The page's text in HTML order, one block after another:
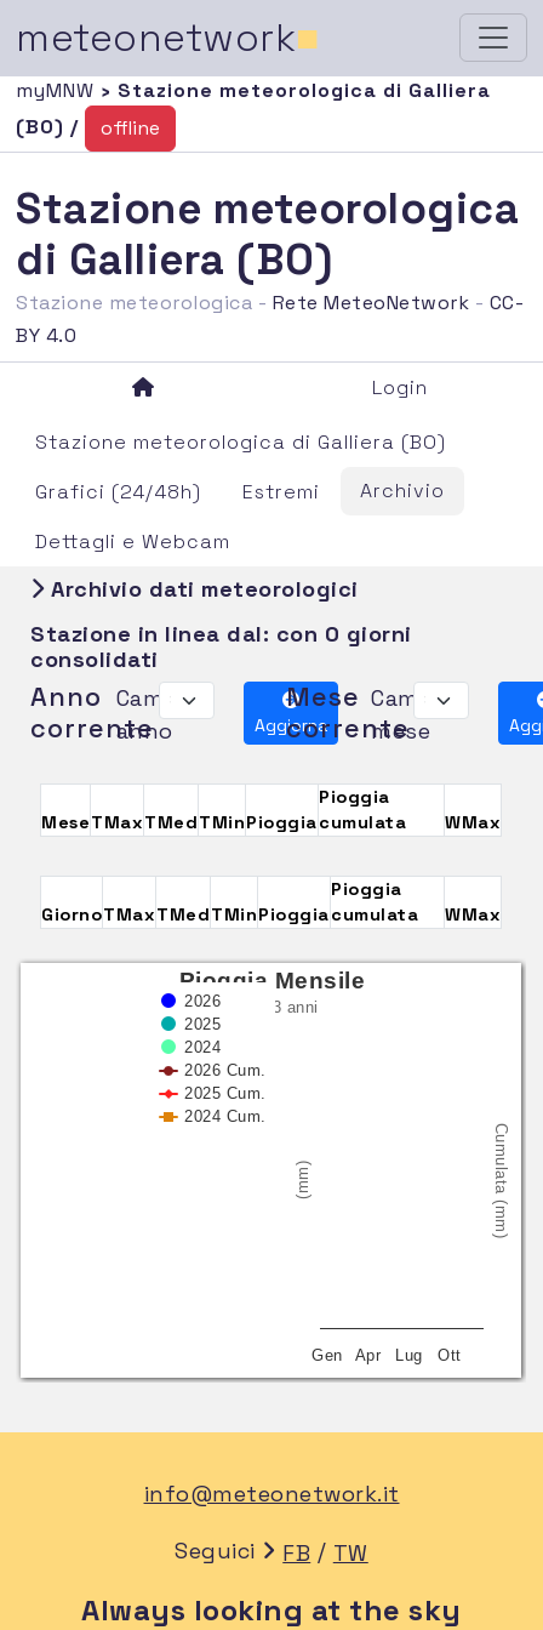
meteonetwork■
myMNW › Stazione meteorologica di Galliera
(BO) /
offline
Stazione meteorologica
di Galliera (BO)
Stazione meteorologica - Rete MeteoNetwork - CC-
BY 4.0
Login
Stazione meteorologica di Galliera (BO)
Grafici (24/48h)
Estremi
Archivio
Dettagli e Webcam
Archivio dati meteorologici
Stazione in linea dal: con 0 giorni
consolidati
Anno
corrente
Cambia
anno
Aggiorna
Mese
corrente
Cambia
mese
MeseTMaxTMedTMinPioggia
Pioggia
cumulata
WMax
GiornoTMaxTMedTMinPioggia
Pioggia
cumulata
WMax
(mm) Cumulata (mm)
Pioggia Mensile
ultimi 3 anni
2026
2025
2024
2026 Cum.
2025 Cum.
2024 Cum.
Gen Lug
Apr Ott
info@meteonetwork.it
Seguici FB / TW
Always looking at the sky